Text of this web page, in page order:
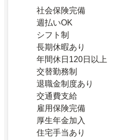
社会保険完備
週払いOK
シフト制
長期休暇あり
年間休日120日以上
交替勤務制
退職金制度あり
交通費支給
雇用保険完備
厚生年金加入
住宅手当あり